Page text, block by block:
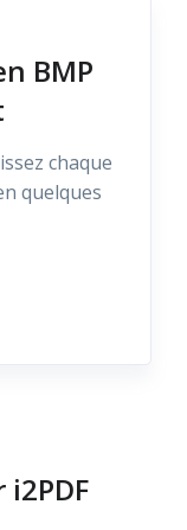
BMP
chaque
quelques